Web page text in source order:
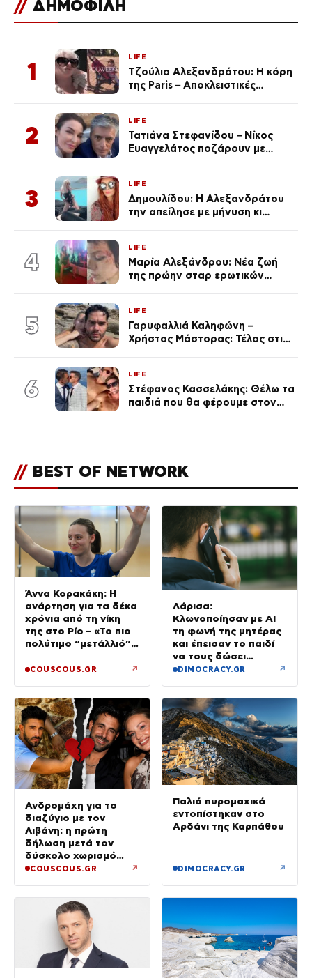
// ΔΗΜΟΦΙΛΗ
1
LIFE
Τζούλια Αλεξανδράτου: Η κόρη
της Paris – Αποκλειστικές
2
LIFE
Τατιάνα Στεφανίδου – Νίκος
Ευαγγελάτος ποζάρουν με
3
LIFE
Δημουλίδου: Η Αλεξανδράτου
την απείλησε με μήνυση κι
ποια είσαι σοκαρίστικα»
4
LIFE
Μαρία Αλεξάνδρου: Νέα ζωή
της πρώην σταρ ερωτικών
(Φωτογραφίες)
5
LIFE
Γαρυφαλλιά Καληφώνη –
Χρήστος Μάστορας: Τέλος στις
6
LIFE
Στέφανος Κασσελάκης: Θέλω τα
παιδιά που θα φέρουμε στον
// BEST OF NETWORK
Άννα Κορακάκη: Η
ανάρτηση για τα δέκα
χρόνια από τη νίκη
της στο Ρίο – «Το πιο
πολύτιμο “μετάλλιό”
COUSCOUS.GR ↗
Λάρισα:
Κλωνοποίησαν με AI
τη φωνή της μητέρας
και έπεισαν το παιδί
να τους δώσει
χρήματα και
DIMOCRACY.GR ↗
Ανδρομάχη για το
διαζύγιο με τον
Λιβάνη: η πρώτη
δήλωση μετά τον
δύσκολο χωρισμό
«Όποιος έχει…»
COUSCOUS.GR ↗
Παλιά πυρομαχικά
εντοπίστηκαν στο
Αρδάνι της Καρπάθου
DIMOCRACY.GR ↗